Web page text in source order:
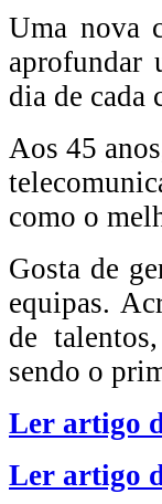
Uma nova
aprofundar
dia de cada
Aos 45
como o
Gosta de
equipas.
de
sendo o
Ler artigo
Ler artigo